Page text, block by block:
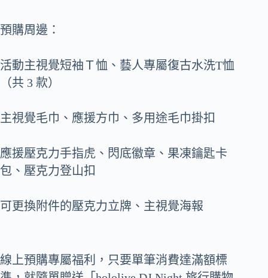
預購周邊：
活動主視覺短袖Ｔ恤、藝人專屬復古水洗T恤
（共 3 款）
主視覺毛巾、應援方巾、多用途毛巾掛扣
應援壓克力手指虎、閃底徽章、果凍鑰匙卡
包、壓克力登山扣
可更換附件的壓克力立牌、主視覺海報
線上預購專屬福利，只要單筆消費達滿額標